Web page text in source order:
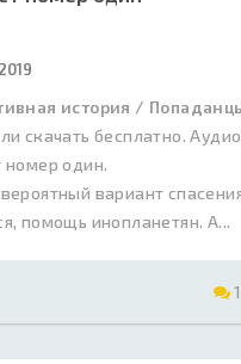
история /
скачать бесплатно.
номер один.
вариант
помощь инопланетян. А...
1